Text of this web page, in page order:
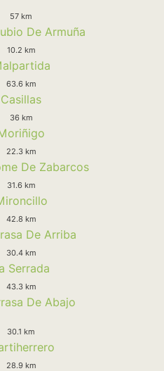
57 km
De Armuña
10.2 km
63.6 km
Casillas
36 km
22.3 km
De Zabarcos
31.6 km
42.8 km
De Arriba
30.4 km
Serrada
43.3 km
De Abajo
30.1 km
28.9 km